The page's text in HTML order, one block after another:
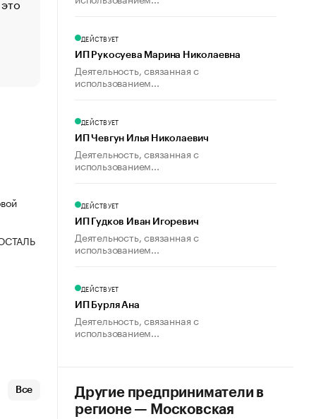
Что обвинения против Павла Дурова значат для
пользователей
Все
ДЕЙСТВУЕТ
ИП Рукосуева Марина Николаевна
Деятельность, связанная с
использованием...
ДЕЙСТВУЕТ
ИП Чевгун Илья Николаевич
Деятельность, связанная с
использованием...
ДЕЙСТВУЕТ
ИП Гудков Иван Игоревич
Деятельность, связанная с
использованием...
ДЕЙСТВУЕТ
ИП Бурля Ана
Деятельность, связанная с
использованием...
Другие предприниматели в
регионе — Московская